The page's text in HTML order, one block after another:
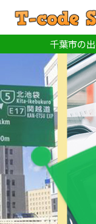
千葉市の